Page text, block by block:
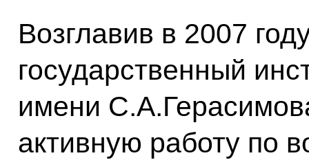
Возглавив в 2007
государственный
имени
активную работу по